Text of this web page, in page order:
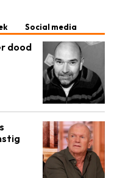
Social media
dood